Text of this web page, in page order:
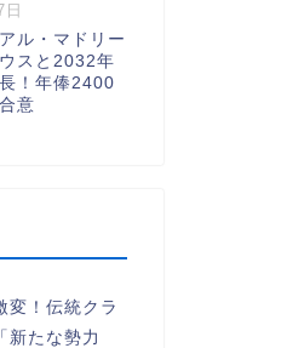
ル・マドリー
スと2032年
！年俸2400
意
変！伝統クラ
新たな勢力